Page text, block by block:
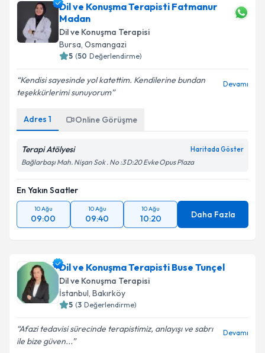
Dil ve Konuşma Terapisti Fatmanur
Madan
Dil ve Konuşma Terapisi
Bursa, Osmangazi
5 (50 Değerlendirme)
Kendisi sayesinde yol katettim. Kendilerine bundan
teşekkürlerimi sunuyorum
Devamı
Adres 1 Online Görüşme
Terapi Atölyesi Haritada Göster
Bağlarbaşı Mah. Nişan Sok . No :3 D:20 Evke Opus Plaza
En Yakın Saatler
10 Ağu
09:00
10 Ağu
09:40
10 Ağu
10:20 Daha Fazla
Dil ve Konuşma Terapisti Buse Tunçel
Dil ve Konuşma Terapisi
İstanbul, Bakırköy
5 (3 Değerlendirme)
Afazi tedavisi sürecinde terapistimiz, anlayışı ve sabrı
ile bize güven...
Devamı